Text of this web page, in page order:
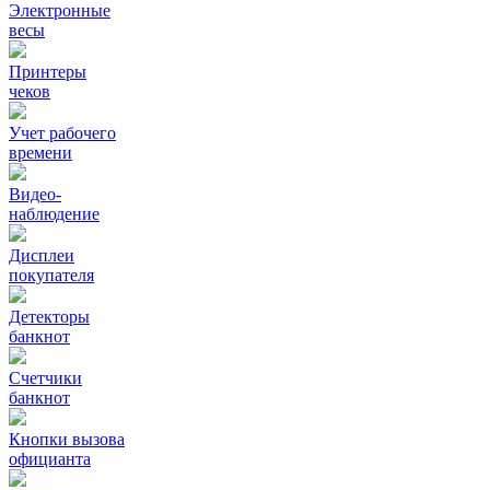
Электронные
весы
Принтеры
чеков
Учет рабочего
времени
Видео‑
наблюдение
Дисплеи
покупателя
Детекторы
банкнот
Счетчики
банкнот
Кнопки вызова
официанта